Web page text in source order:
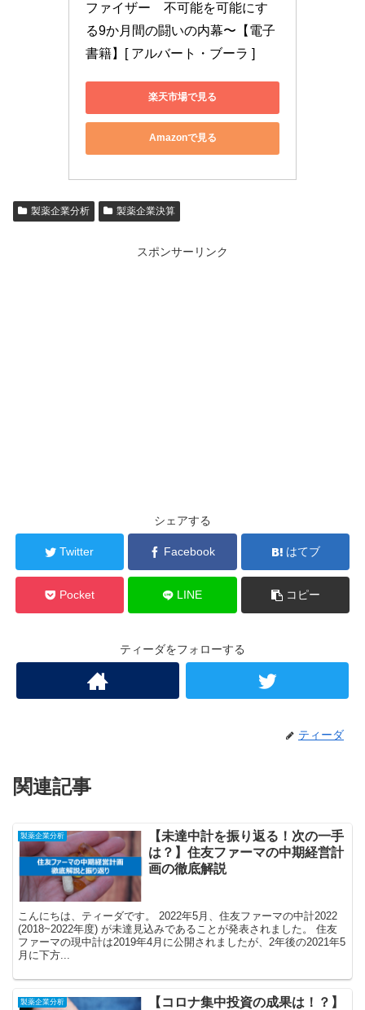
ファイザー　不可能を可能にす
る9か月間の闘いの内幕〜【電子
書籍】[ アルバート・ブーラ ]
楽天市場で見る
Amazonで見る
製薬企業分析 製薬企業決算
スポンサーリンク
シェアする
Twitter Facebook はてブ
Pocket LINE コピー
ティーダをフォローする
ティーダ
関連記事
製薬企業分析
【未達中計を振り返る！次の一手
は？】住友ファーマの中期経営計
画の徹底解説
こんにちは、ティーダです。 2022年5月、住友ファーマの中計2022
(2018~2022年度) が未達見込みであることが発表されました。 住友
ファーマの現中計は2019年4月に公開されましたが、2年後の2021年5
月に下方...
製薬企業分析
【コロナ集中投資の成果は！？】